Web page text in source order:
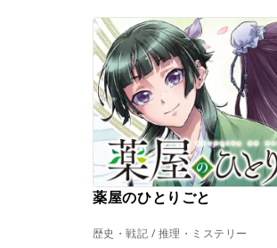
薬屋のひとりごと
歴史・戦記 / 推理・ミステリー